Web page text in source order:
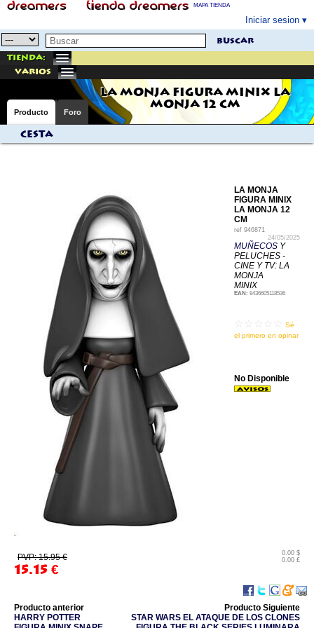
MAPA TIENDA
Iniciar sesion
buscar
Tienda:
varios
LA MONJA FIGURA MINIX LA
MONJA 12 CM
Producto Foro
Cesta
LA MONJA
FIGURA MINIX
LA MONJA 12
CM
ref 946871
24/05/2025
MUÑECOS Y
PELUCHES -
CINE Y TV: LA
MONJA
MINIX
EAN: 8436605118536
Sé
el primero en opinar
PVP: 15.95 €
15.15 €
0.00 $
0.00 £
No Disponible
Producto anterior
HARRY POTTER
Producto Siguiente
STAR WARS EL ATAQUE DE LOS CLONES